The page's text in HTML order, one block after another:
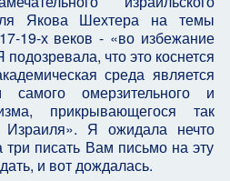
Якова Шехтера на темы
19-х веков - «во избежание
что это коснется
среда является
самого омерзительного и
прикрывающегося так
Израиля». Я ожидала нечто
писать Вам письмо на эту
и вот дождалась.